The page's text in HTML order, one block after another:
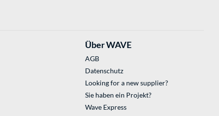
Über WAVE
AGB
Datenschutz
Looking for a new supplier?
Sie haben ein Projekt?
Wave Express